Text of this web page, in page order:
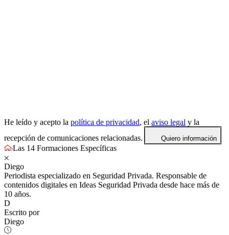
He leído y acepto la política de privacidad, el aviso legal y la
recepción de comunicaciones relacionadas.
Quiero información
Las 14 Formaciones Específicas
Diego
Periodista especializado en Seguridad Privada. Responsable de
contenidos digitales en Ideas Seguridad Privada desde hace más de
10 años.
D
Escrito por
Diego